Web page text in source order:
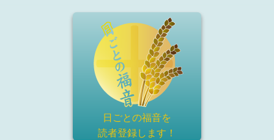
日ごとの福音を
読者登録します！